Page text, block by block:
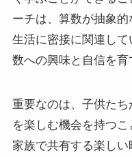
ーチは、算数が抽象
生活に密接に関連し
数への興味と自信を育
重要なのは、子供た
を楽しむ機会を持つこ
家族で共有する楽し